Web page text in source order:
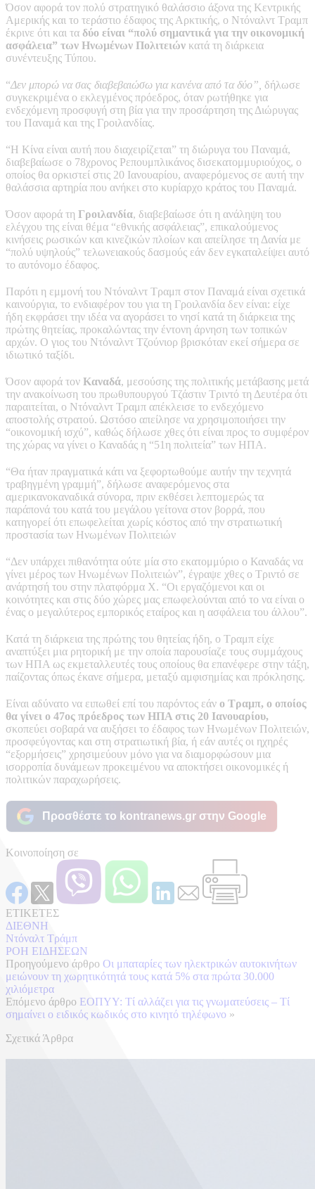
Όσον αφορά τον πολύ στρατηγικό θαλάσσιο άξονα της Κεντρικής
Αμερικής και το τεράστιο έδαφος της Αρκτικής, ο Ντόναλντ Τραμπ
έκρινε ότι και τα δύο είναι “πολύ σημαντικά για την οικονομική
ασφάλεια” των Ηνωμένων Πολιτειών κατά τη διάρκεια
συνέντευξης Τύπου.
“Δεν μπορώ να σας διαβεβαιώσω για κανένα από τα δύο”, δήλωσε
συγκεκριμένα ο εκλεγμένος πρόεδρος, όταν ρωτήθηκε για
ενδεχόμενη προσφυγή στη βία για την προσάρτηση της Διώρυγας
του Παναμά και της Γροιλανδίας.
“Η Κίνα είναι αυτή που διαχειρίζεται” τη διώρυγα του Παναμά,
διαβεβαίωσε ο 78χρονος Ρεπουμπλικάνος δισεκατομμυριούχος, ο
οποίος θα ορκιστεί στις 20 Ιανουαρίου, αναφερόμενος σε αυτή την
θαλάσσια αρτηρία που ανήκει στο κυρίαρχο κράτος του Παναμά.
Όσον αφορά τη Γροιλανδία, διαβεβαίωσε ότι η ανάληψη του
ελέγχου της είναι θέμα “εθνικής ασφάλειας”, επικαλούμενος
κινήσεις ρωσικών και κινεζικών πλοίων και απείλησε τη Δανία με
“πολύ υψηλούς” τελωνειακούς δασμούς εάν δεν εγκαταλείψει αυτό
το αυτόνομο έδαφος.
Παρότι η εμμονή του Ντόναλντ Τραμπ στον Παναμά είναι σχετικά
καινούργια, το ενδιαφέρον του για τη Γροιλανδία δεν είναι: είχε
ήδη εκφράσει την ιδέα να αγοράσει το νησί κατά τη διάρκεια της
πρώτης θητείας, προκαλώντας την έντονη άρνηση των τοπικών
αρχών. Ο γιος του Ντόναλντ Τζούνιορ βρισκόταν εκεί σήμερα σε
ιδιωτικό ταξίδι.
Όσον αφορά τον Καναδά, μεσούσης της πολιτικής μετάβασης μετά
την ανακοίνωση του πρωθυπουργού Τζάστιν Τριντό τη Δευτέρα ότι
παραιτείται, ο Ντόναλντ Τραμπ απέκλεισε το ενδεχόμενο
αποστολής στρατού. Ωστόσο απείλησε να χρησιμοποιήσει την
“οικονομική ισχύ”, καθώς δήλωσε χθες ότι είναι προς το συμφέρον
της χώρας να γίνει ο Καναδάς η “51η πολιτεία” των ΗΠΑ.
“Θα ήταν πραγματικά κάτι να ξεφορτωθούμε αυτήν την τεχνητά
τραβηγμένη γραμμή”, δήλωσε αναφερόμενος στα
αμερικανοκαναδικά σύνορα, πριν εκθέσει λεπτομερώς τα
παράπονά του κατά του μεγάλου γείτονα στον βορρά, που
κατηγορεί ότι επωφελείται χωρίς κόστος από την στρατιωτική
προστασία των Ηνωμένων Πολιτειών
“Δεν υπάρχει πιθανότητα ούτε μία στο εκατομμύριο ο Καναδάς να
γίνει μέρος των Ηνωμένων Πολιτειών”, έγραψε χθες ο Τριντό σε
ανάρτησή του στην πλατφόρμα X. “Οι εργαζόμενοι και οι
κοινότητες και στις δύο χώρες μας επωφελούνται από το να είναι ο
ένας ο μεγαλύτερος εμπορικός εταίρος και η ασφάλεια του άλλου”.
Κατά τη διάρκεια της πρώτης του θητείας ήδη, ο Τραμπ είχε
αναπτύξει μια ρητορική με την οποία παρουσίαζε τους συμμάχους
των ΗΠΑ ως εκμεταλλευτές τους οποίους θα επανέφερε στην τάξη,
παίζοντας όπως έκανε σήμερα, μεταξύ αμφισημίας και πρόκλησης.
Είναι αδύνατο να ειπωθεί επί του παρόντος εάν ο Τραμπ, ο οποίος
θα γίνει ο 47ος πρόεδρος των ΗΠΑ στις 20 Ιανουαρίου,
σκοπεύει σοβαρά να αυξήσει το έδαφος των Ηνωμένων Πολιτειών,
προσφεύγοντας και στη στρατιωτική βία, ή εάν αυτές οι ηχηρές
“εξορμήσεις” χρησιμεύουν μόνο για να διαμορφώσουν μια
ισορροπία δυνάμεων προκειμένου να αποκτήσει οικονομικές ή
πολιτικών παραχωρήσεις.
Προσθέστε το kontranews.gr στην Google
Κοινοποίηση σε
ΕΤΙΚΕΤΕΣ
ΔΙΕΘΝΗ
Ντόναλτ Τράμπ
ΡΟΗ ΕΙΔΗΣΕΩΝ
Προηγούμενο άρθρο Οι μπαταρίες των ηλεκτρικών αυτοκινήτων
μειώνουν τη χωρητικότητά τους κατά 5% στα πρώτα 30.000
χιλιόμετρα
Επόμενο άρθρο ΕΟΠΥΥ: Τί αλλάζει για τις γνωματεύσεις – Τί
σημαίνει ο ειδικός κωδικός στο κινητό τηλέφωνο »
Σχετικά Άρθρα